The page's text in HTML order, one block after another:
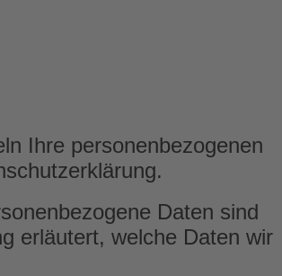
Ihre personenbezogenen
Daten sind
erläutert, welche Daten wir